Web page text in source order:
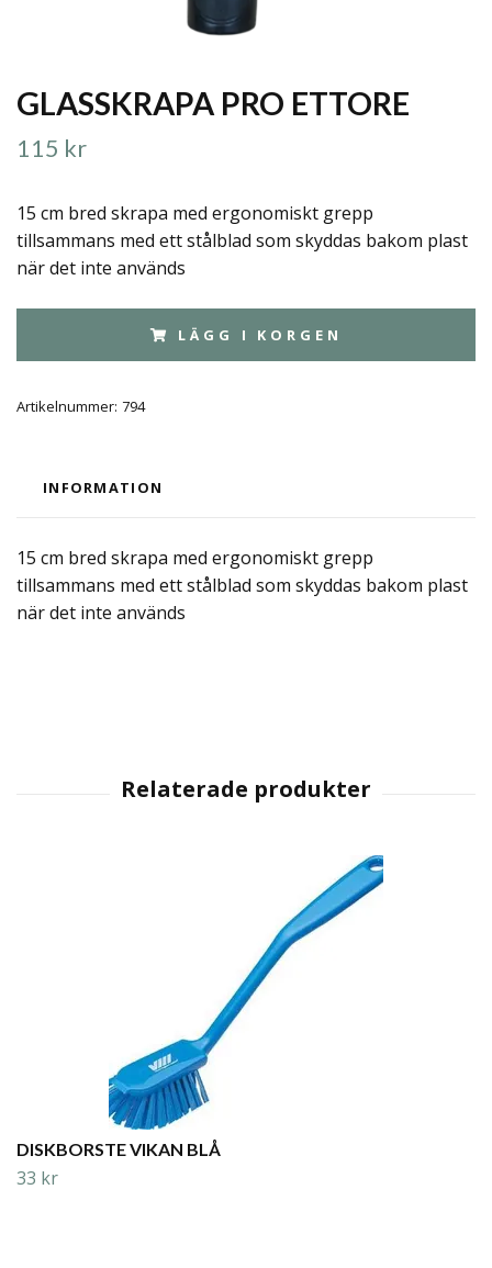
GLASSKRAPA PRO ETTORE
115 kr
15 cm bred skrapa med ergonomiskt grepp
tillsammans med ett stålblad som skyddas bakom plast
när det inte används
LÄGG I KORGEN
Artikelnummer: 794
INFORMATION
15 cm bred skrapa med ergonomiskt grepp
tillsammans med ett stålblad som skyddas bakom plast
när det inte används
DISKBORSTE VIKAN BLÅ
33 kr